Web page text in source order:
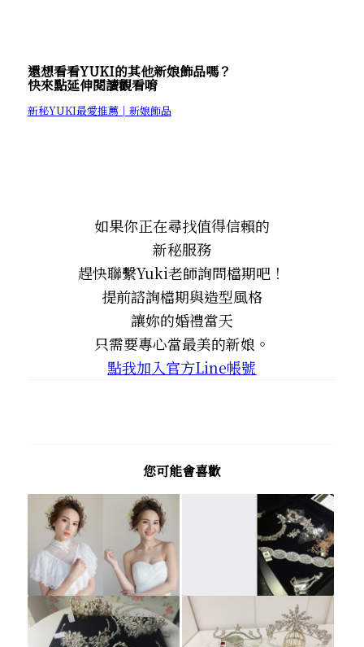
還想看看YUKI的其他新娘飾品嗎？
快來點延伸閱讀觀看唷
新秘YUKI最愛推薦│新娘飾品
如果你正在尋找值得信賴的
新秘服務
趕快聯繫Yuki老師詢問檔期吧！
提前諮詢檔期與造型風格
讓妳的婚禮當天
只需要專心當最美的新娘。
點我加入官方Line帳號
您可能會喜歡